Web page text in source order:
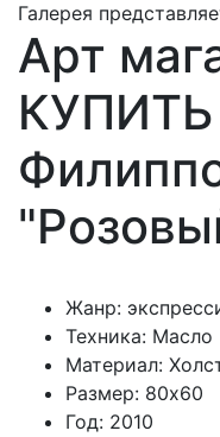
Галерея
Арт
КУПИТЬ
Жанр:
Техника: Масло
Материал:
Размер: 80х60
Год: 2010